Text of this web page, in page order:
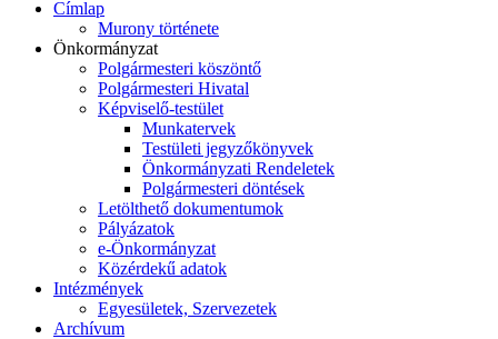
Címlap
Murony története
Önkormányzat
Polgármesteri köszöntő
Polgármesteri Hivatal
Képviselő-testület
Munkatervek
Testületi jegyzőkönyvek
Önkormányzati Rendeletek
Polgármesteri döntések
Letölthető dokumentumok
Pályázatok
e-Önkormányzat
Közérdekű adatok
Intézmények
Egyesületek, Szervezetek
Archívum